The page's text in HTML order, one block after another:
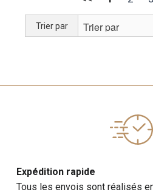
Trier par
Expédition rapide
Tous les envois sont réalisés